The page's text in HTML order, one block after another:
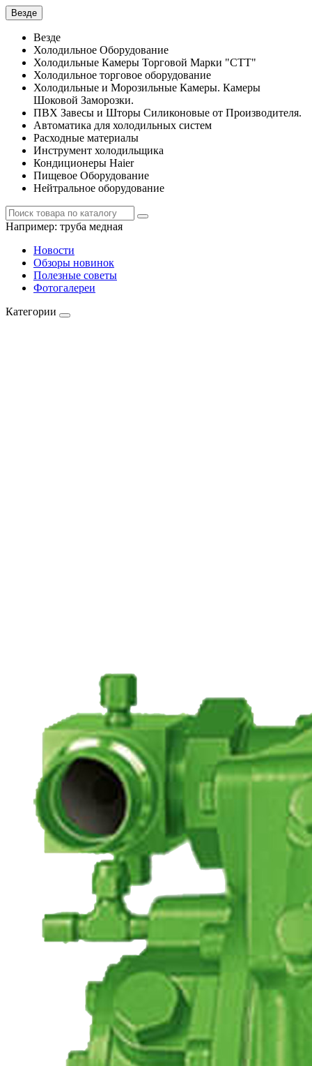
Везде
Везде
Холодильное Оборудование
Холодильные Камеры Торговой Марки "СТТ"
Холодильное торговое оборудование
Холодильные и Морозильные Камеры. Камеры
Шоковой Заморозки.
ПВХ Завесы и Шторы Силиконовые от Производителя.
Автоматика для холодильных систем
Расходные материалы
Инструмент холодильщика
Кондиционеры Haier
Пищевое Оборудование
Нейтральное оборудование
Например: труба медная
Новости
Обзоры новинок
Полезные советы
Фотогалереи
Категории